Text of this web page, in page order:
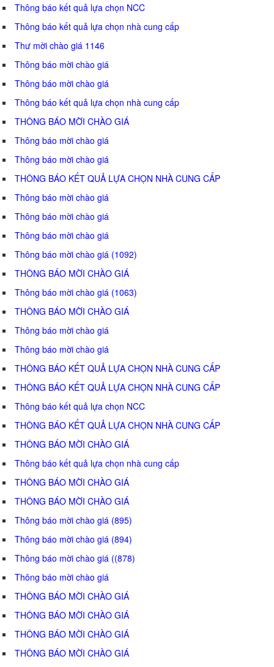
Thông báo kết quả lựa chọn NCC
Thông báo kết quả lựa chọn nhà cung cấp
Thư mời chào giá 1146
Thông báo mời chào giá
Thông báo mời chào giá
Thông báo kết quả lựa chọn nhà cung cấp
THÔNG BÁO MỜI CHÀO GIÁ
Thông báo mời chào giá
Thông báo mời chào giá
THÔNG BÁO KẾT QUẢ LỰA CHỌN NHÀ CUNG CẤP
Thông báo mời chào giá
Thông báo mời chào giá
Thông báo mời chào giá
Thông báo mời chào giá (1092)
THÔNG BÁO MỜI CHÀO GIÁ
Thông báo mời chào giá (1063)
THÔNG BÁO MỜI CHÀO GIÁ
Thông báo mời chào giá
Thông báo mời chào giá
THÔNG BÁO KẾT QUẢ LỰA CHỌN NHÀ CUNG CẤP
THÔNG BÁO KẾT QUẢ LỰA CHỌN NHÀ CUNG CẤP
Thông báo kết quả lựa chọn NCC
THÔNG BÁO KẾT QUẢ LỰA CHỌN NHÀ CUNG CẤP
THÔNG BÁO MỜI CHÀO GIÁ
Thông báo kết quả lựa chọn nhà cung cấp
THÔNG BÁO MỜI CHÀO GIÁ
THÔNG BÁO MỜI CHÀO GIÁ
Thông báo mời chào giá (895)
Thông báo mời chào giá (894)
Thông báo mời chào giá ((878)
Thông báo mời chào giá
THÔNG BÁO MỜI CHÀO GIÁ
THÔNG BÁO MỜI CHÀO GIÁ
THÔNG BÁO MỜI CHÀO GIÁ
THÔNG BÁO MỜI CHÀO GIÁ